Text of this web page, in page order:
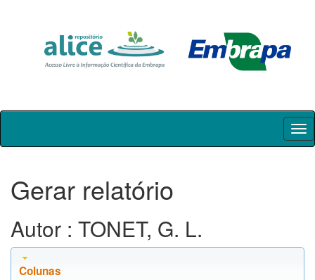
Skip
Gerar relatório
Autor : TONET, G. L.
Colunas